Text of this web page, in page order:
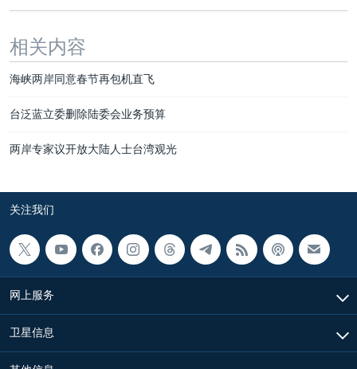
相关内容
海峡两岸同意春节再包机直飞
台泛蓝立委删除陆委会业务预算
两岸专家议开放大陆人士台湾观光
关注我们
网上服务
卫星信息